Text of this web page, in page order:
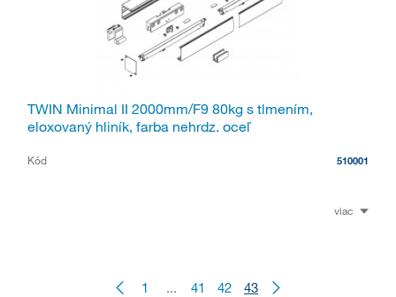
TWIN Minimal II 2000mm/F9 80kg s tlmením,
eloxovaný hliník, farba nehrdz. oceľ
Kód 510001
viac
1 ... 41 42 43